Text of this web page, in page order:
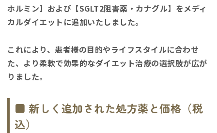
ホルミン】および【SGLT2阻害薬・カナグル】をメディ
カルダイエットに追加いたしました。
これにより、患者様の目的やライフスタイルに合わせ
た、より柔軟で効果的なダイエット治療の選択肢が広が
りました。
■ 新しく追加された処方薬と価格（税
込）